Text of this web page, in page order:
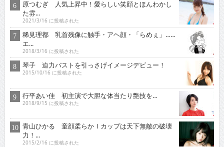
原つむぎ 人気上昇中！愛らしい笑顔とほんわかし
た雰...
2021/3/16 に投稿された
稀見理都 乳首残像に触手・アヘ顔・「らめぇ」……
エ...
2018/3/16 に投稿された
琴子 迫力バストを引っさげイメージデビュー！
2015/10/16 に投稿された
行平あい佳 初主演で大胆な体当たり艶技を…
2018/9/15 に投稿された
青山ひかる 童顔柔らかＩカップは天下無敵の破壊
力！...
2015/2/16 に投稿された